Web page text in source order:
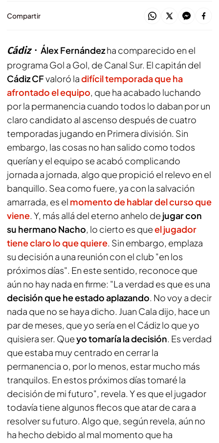
Compartir
Cádiz Álex Fernándezha comparecido en el
programa Gol a Gol, de Canal Sur. El capitán del
Cádiz CFvaloró ladifícil temporada que ha
afrontado el equipo, que ha acabado luchando
por la permanencia cuando todos lo daban por un
claro candidato al ascenso después de cuatro
temporadas jugando en Primera división. Sin
embargo, las cosas no han salido como todos
querían y el equipo se acabó complicando
jornada a jornada, algo que propició el relevo en el
banquillo. Sea como fuere, ya con la salvación
amarrada, es el momento de hablar del curso que
viene. Y, más allá del eterno anhelo de jugar con
su hermano Nacho, lo cierto es queel jugador
tiene claro lo que quiere. Sin embargo, emplaza
su decisión a una reunión con el club "en los
próximos días". En este sentido, reconoce que
aún no hay nada en firme: "La verdad es que es una
decisión que he estado aplazando. No voy a decir
nada que no se haya dicho. Juan Cala dijo, hace un
par de meses, que yo sería en el Cádiz lo que yo
quisiera ser. Queyo tomaría la decisión. Es verdad
que estaba muy centrado en cerrar la
permanencia o, por lo menos, estar mucho más
tranquilos. En estos próximos días tomaré la
decisión de mi futuro", revela. Y es que el jugador
todavía tiene algunos flecos que atar de cara a
resolver su futuro. Algo que, según revela, aún no
ha hecho debido al mal momento que ha